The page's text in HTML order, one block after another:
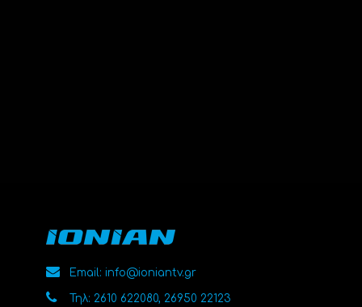
Email: info@ioniantv.gr
Τηλ: 2610 622080, 26950 22123